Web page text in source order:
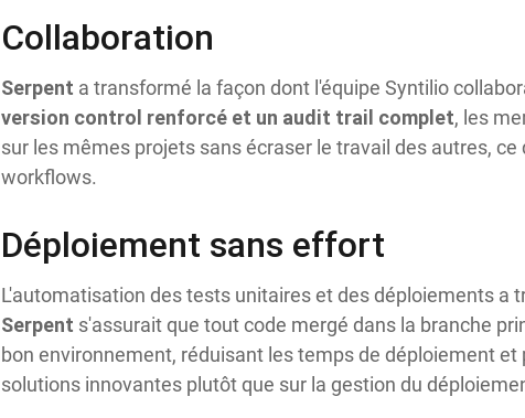
Collaboration
Serpent a transformé la façon dont l'équipe Syntilio
version control renforcé et un audit trail complet, les
sur les mêmes projets sans écraser le travail des autres,
workflows.
Déploiement sans effort
L'automatisation des tests unitaires et des déploiements a
Serpent s'assurait que tout code mergé dans la branche
bon environnement, réduisant les temps de déploiement
solutions innovantes plutôt que sur la gestion du